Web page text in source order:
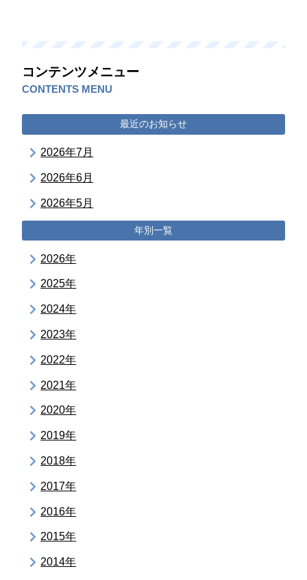
コンテンツメニュー
CONTENTS MENU
最近のお知らせ
2026年7月
2026年6月
2026年5月
年別一覧
2026年
2025年
2024年
2023年
2022年
2021年
2020年
2019年
2018年
2017年
2016年
2015年
2014年